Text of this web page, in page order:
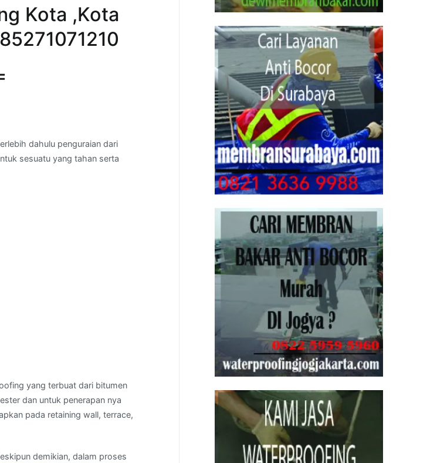
Kota ,Kota
dahulu penguraian dari
sesuatu yang tahan serta
yang terbuat dari bitumen
dan untuk penerapan nya
pada retaining wall, terrace,
demikian, dalam proses